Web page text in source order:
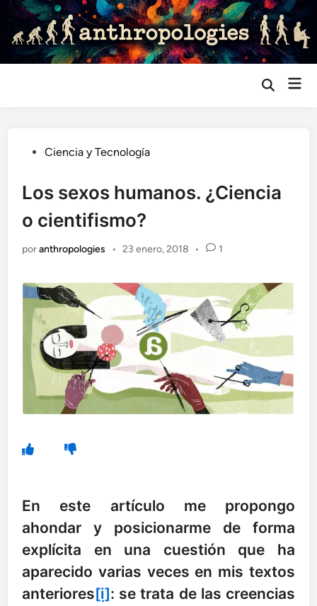
Saltar
contenido
Abrir
Publicado
Ciencia y Tecnología
Los sexos humanos. ¿Ciencia
o cientifismo?
poranthropologies • 23 enero, 2018 • 1
En este artículo me propongo
ahondar y posicionarme de forma
explícita en una cuestión que ha
aparecido varias veces en mis textos
anteriores[i]: se trata de las creencias